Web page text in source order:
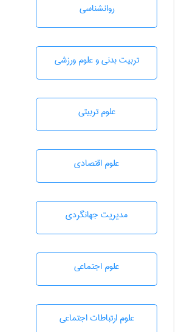
روانشناسی
تربيت بدنی و علوم ورزشی
علوم تربيتی
علوم اقتصادی
مديريت جهانگردی
علوم اجتماعی
علوم ارتباطات اجتماعی